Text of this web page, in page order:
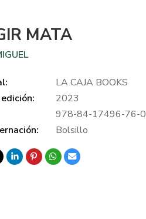
MATA
LA CAJA BOOKS
2023
978-84-17496-76-0
Bolsillo